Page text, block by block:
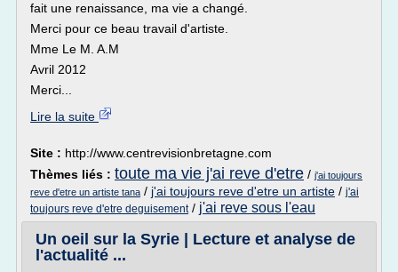
fait une renaissance, ma vie a changé.
Merci pour ce beau travail d'artiste.
Mme Le M. A.M
Avril 2012
Merci...
Lire la suite
Site : http://www.centrevisionbretagne.com
Thèmes liés : toute ma vie j'ai reve d'etre / j'ai toujours
reve d'etre un artiste tana / j'ai toujours reve d'etre un artiste / j'ai
toujours reve d'etre deguisement/ j'ai reve sous l'eau
Un oeil sur la Syrie | Lecture et analyse de
l'actualité ...